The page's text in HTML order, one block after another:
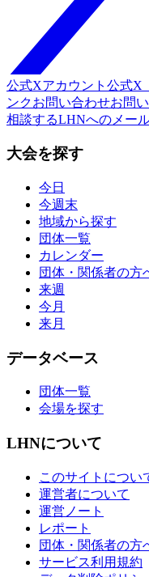
公式Xアカウント 公式X
ンクお問い合わせお問
相談するLHNへのメー
大会を探す
今日
今週末
地域から探す
団体一覧
カレンダー
団体・関係者の方
来週
今月
来月
データベース
団体一覧
会場を探す
LHNについて
このサイトについ
運営者について
運営ノート
レポート
団体・関係者の方
サービス利用規約